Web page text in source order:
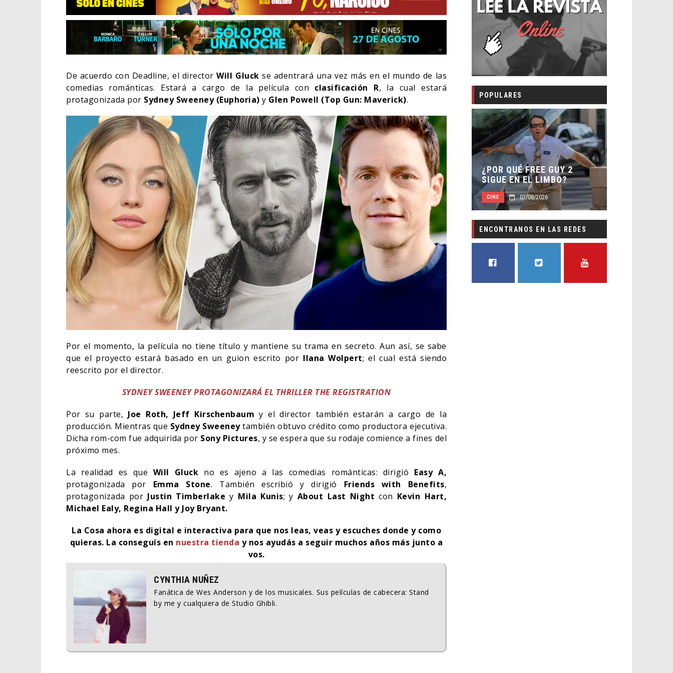
De acuerdo con Deadline, el directorWill Gluckse adentrará una vez más en el mundo de las
comedias románticas. Estará a cargo de la película con clasificación R, la cual estará
protagonizada por Sydney Sweeney (Euphoria) y Glen Powell (Top Gun: Maverick).
Por el momento, la película no tiene título y mantiene su trama en secreto. Aun así, se sabe
que el proyecto estará basado en un guion escrito por Ilana Wolpert; el cual está siendo
reescrito por el director.
SYDNEY SWEENEY PROTAGONIZARÁ EL THRILLER THE REGISTRATION
Por su parte, Joe Roth, Jeff Kirschenbaum y el director también estarán a cargo de la
producción. Mientras que Sydney Sweeneytambién obtuvo crédito como productora ejecutiva.
Dicha rom-com fue adquirida por Sony Pictures, y se espera que su rodaje comience a fines del
próximo mes.
La realidad es que Will Gluck no es ajeno a las comedias románticas: dirigió Easy A,
protagonizada por Emma Stone. También escribió y dirigió Friends with Benefits,
protagonizada por Justin Timberlake y Mila Kunis; y About Last Night con Kevin Hart,
Michael Ealy, Regina Hall y Joy Bryant.
La Cosa ahora es digital e interactiva para que nos leas, veas y escuches donde y como
quieras. La conseguís en nuestra tienda y nos ayudás a seguir muchos años más junto a
vos.
CYNTHIA NUÑEZ
Fanática de Wes Anderson y de los musicales. Sus películas de cabecera: Stand
by me y cualquiera de Studio Ghibli.
POPULARES
EL LIVE-ACTION DE ZELDA
ELIGE A SU VILLANO
CINE 06/08/2026
LA NOCHE DEL DEMONIO:
ESTÁN ENTRE NOSOTROS –
TRAILER FINAL
CINE 06/08/2026
¿POR QUÉ FREE GUY 2
SIGUE EN EL LIMBO?
CINE 07/08/2026
ENCONTRANOS EN LAS REDES